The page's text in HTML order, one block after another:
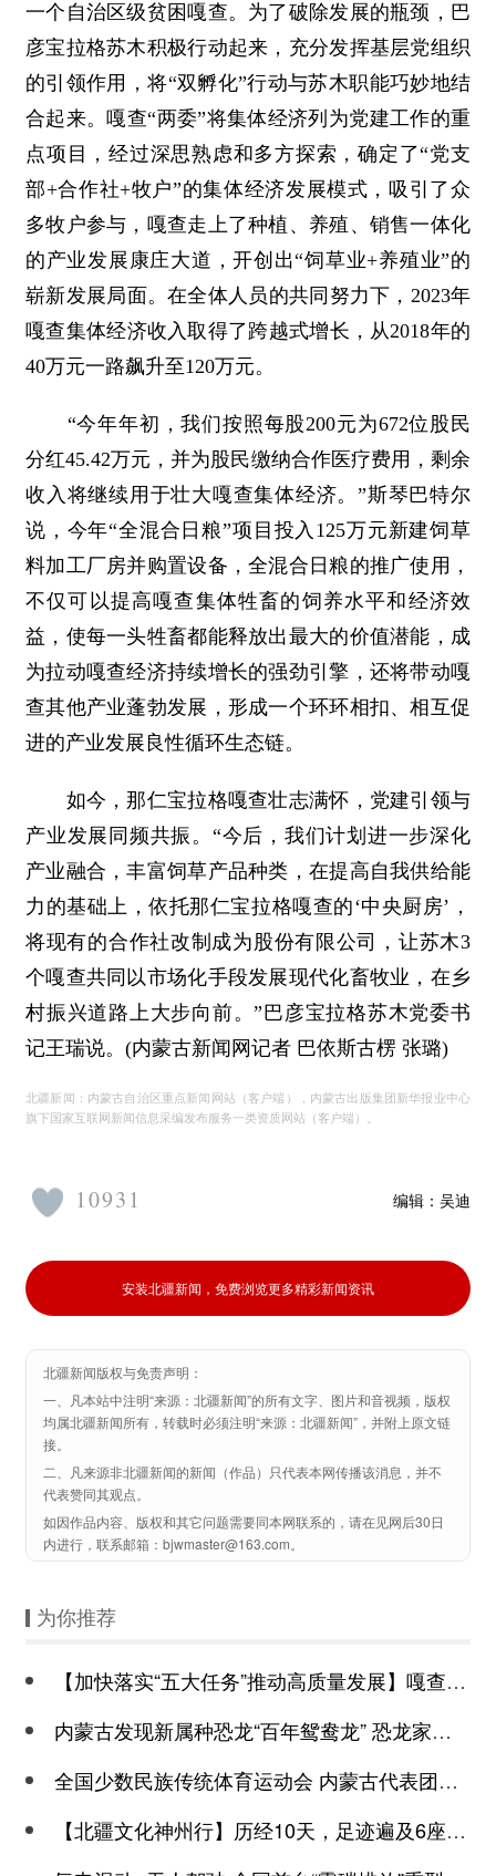
一个自治区级贫困嘎查。为了破除发展的瓶颈，巴
彦宝拉格苏木积极行动起来，充分发挥基层党组织
的引领作用，将“双孵化”行动与苏木职能巧妙地结
合起来。嘎查“两委”将集体经济列为党建工作的重
点项目，经过深思熟虑和多方探索，确定了“党支
部+合作社+牧户”的集体经济发展模式，吸引了众
多牧户参与，嘎查走上了种植、养殖、销售一体化
的产业发展康庄大道，开创出“饲草业+养殖业”的
崭新发展局面。在全体人员的共同努力下，2023年
嘎查集体经济收入取得了跨越式增长，从2018年的
40万元一路飙升至120万元。
“今年年初，我们按照每股200元为672位股民
分红45.42万元，并为股民缴纳合作医疗费用，剩余
收入将继续用于壮大嘎查集体经济。”斯琴巴特尔
说，今年“全混合日粮”项目投入125万元新建饲草
料加工厂房并购置设备，全混合日粮的推广使用，
不仅可以提高嘎查集体牲畜的饲养水平和经济效
益，使每一头牲畜都能释放出最大的价值潜能，成
为拉动嘎查经济持续增长的强劲引擎，还将带动嘎
查其他产业蓬勃发展，形成一个环环相扣、相互促
进的产业发展良性循环生态链。
如今，那仁宝拉格嘎查壮志满怀，党建引领与
产业发展同频共振。“今后，我们计划进一步深化
产业融合，丰富饲草产品种类，在提高自我供给能
力的基础上，依托那仁宝拉格嘎查的‘中央厨房’，
将现有的合作社改制成为股份有限公司，让苏木3
个嘎查共同以市场化手段发展现代化畜牧业，在乡
村振兴道路上大步向前。”巴彦宝拉格苏木党委书
记王瑞说。(内蒙古新闻网记者 巴依斯古楞 张璐)
北疆新闻：内蒙古自治区重点新闻网站（客户端），内蒙古出版集团新华报业中心
旗下国家互联网新闻信息采编发布服务一类资质网站（客户端）。
编辑： 吴迪
10931
安装北疆新闻，免费浏览更多精彩新闻资讯
北疆新闻版权与免责声明：
一、凡本站中注明“来源：北疆新闻”的所有文字、图片和音视频，版权
均属北疆新闻所有，转载时必须注明“来源：北疆新闻”，并附上原文链
接。
二、凡来源非北疆新闻的新闻（作品）只代表本网传播该消息，并不
代表赞同其观点。
如因作品内容、版权和其它问题需要同本网联系的，请在见网后30日
内进行，联系邮箱：bjwmaster@163.com。
为你推荐
【加快落实“五大任务”推动高质量发展】嘎查里有个“中央厨房”
内蒙古发现新属种恐龙“百年鸳鸯龙” 恐龙家族再添新丁
全国少数民族传统体育运动会 内蒙古代表团在射弩、民族式摔跤比赛中斩获多
【北疆文化神州行】历经10天，足迹遍及6座城市 民族管弦乐《蒙古马》所到之